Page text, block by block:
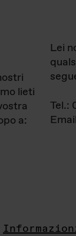
lieti
a:
Lei
Tel.: